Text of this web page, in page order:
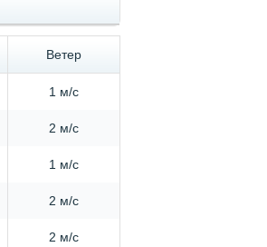
Ветер
1 м/с
2 м/с
1 м/с
2 м/с
2 м/с